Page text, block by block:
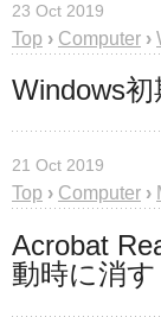
23 Oct 2019
Top › Computer ›
Windows初
21 Oct 2019
Top › Computer ›
Acrobat
動時に消す